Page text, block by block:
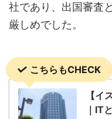
社であり、出国審査
厳しめでした。
こちらもCHECK
【イ
｜IT